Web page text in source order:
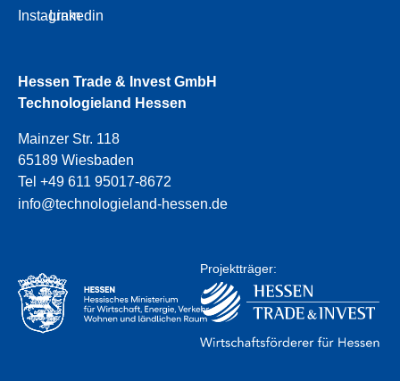
Instagram
Linkedin
Hessen Trade & Invest GmbH
Technologieland Hessen
Mainzer Str. 118
65189 Wiesbaden
Tel +49 611 95017-8672
info@technologieland-hessen.de
Projektträger: